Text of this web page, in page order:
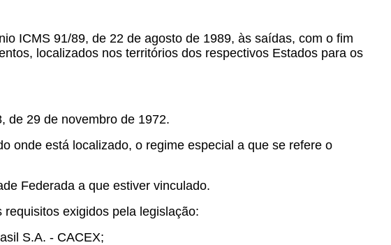
ICMS 91/89, de 22 de agosto de 1989, às saídas, com o fim
localizados nos territórios dos respectivos Estados para os
de 29 de novembro de 1972.
onde está localizado, o regime especial a que se refere o
Federada a que estiver vinculado.
exigidos pela legislação:
S.A. - CACEX;